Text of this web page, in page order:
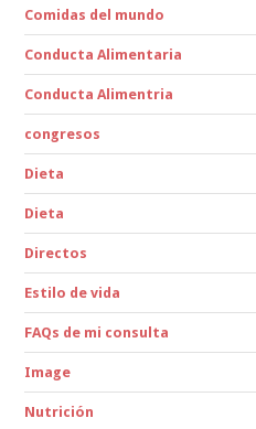
Comidas del mundo
Conducta Alimentaria
Conducta Alimentria
congresos
Dieta
Dieta
Directos
Estilo de vida
FAQs de mi consulta
Image
Nutrición